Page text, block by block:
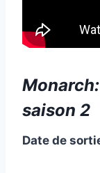
saison 2
Date de